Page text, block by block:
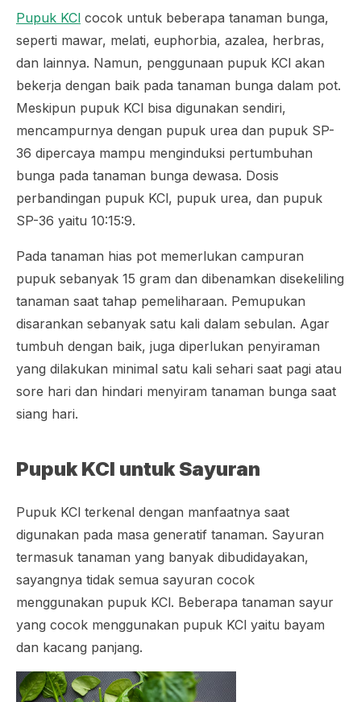
Pupuk KCl cocok untuk beberapa tanaman bunga,
seperti mawar, melati, euphorbia, azalea, herbras,
dan lainnya. Namun, penggunaan pupuk KCl akan
bekerja dengan baik pada tanaman bunga dalam pot.
Meskipun pupuk KCl bisa digunakan sendiri,
mencampurnya dengan pupuk urea dan pupuk SP-
36 dipercaya mampu menginduksi pertumbuhan
bunga pada tanaman bunga dewasa. Dosis
perbandingan pupuk KCl, pupuk urea, dan pupuk
SP-36 yaitu 10:15:9.
Pada tanaman hias pot memerlukan campuran
pupuk sebanyak 15 gram dan dibenamkan disekeliling
tanaman saat tahap pemeliharaan. Pemupukan
disarankan sebanyak satu kali dalam sebulan. Agar
tumbuh dengan baik, juga diperlukan penyiraman
yang dilakukan minimal satu kali sehari saat pagi atau
sore hari dan hindari menyiram tanaman bunga saat
siang hari.
Pupuk KCl untuk Sayuran
Pupuk KCl terkenal dengan manfaatnya saat
digunakan pada masa generatif tanaman. Sayuran
termasuk tanaman yang banyak dibudidayakan,
sayangnya tidak semua sayuran cocok
menggunakan pupuk KCl. Beberapa tanaman sayur
yang cocok menggunakan pupuk KCl yaitu bayam
dan kacang panjang.